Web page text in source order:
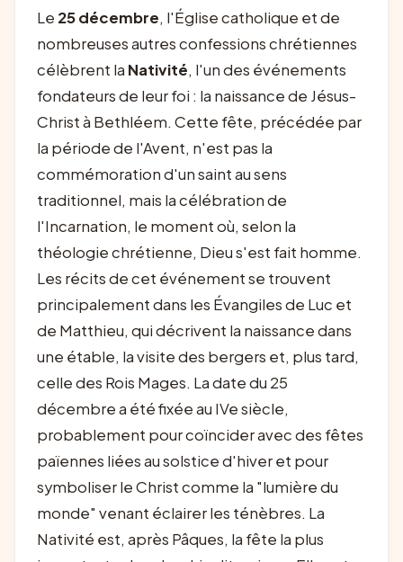
Le 25 décembre, l'Église catholique et de
nombreuses autres confessions chrétiennes
célèbrent la Nativité, l'un des événements
fondateurs de leur foi : la naissance de Jésus-
Christ à Bethléem. Cette fête, précédée par
la période de l'Avent, n'est pas la
commémoration d'un saint au sens
traditionnel, mais la célébration de
l'Incarnation, le moment où, selon la
théologie chrétienne, Dieu s'est fait homme.
Les récits de cet événement se trouvent
principalement dans les Évangiles de Luc et
de Matthieu, qui décrivent la naissance dans
une étable, la visite des bergers et, plus tard,
celle des Rois Mages. La date du 25
décembre a été fixée au IVe siècle,
probablement pour coïncider avec des fêtes
païennes liées au solstice d'hiver et pour
symboliser le Christ comme la "lumière du
monde" venant éclairer les ténèbres. La
Nativité est, après Pâques, la fête la plus